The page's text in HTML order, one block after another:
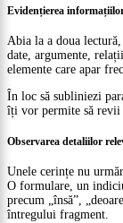
Evidențierea
Abia la a doua
date, argumente,
elemente care apar
În loc să subliniezi
îți vor permite să revii
Observarea detaliilor
Unele cerințe nu
O formulare, un
precum „însă”,
întregului fragment.